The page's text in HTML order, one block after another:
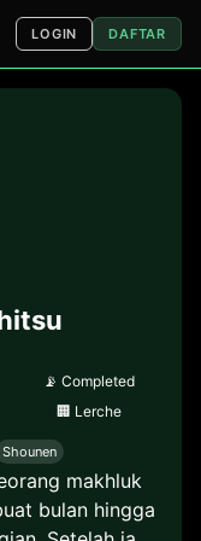
LOGIN DAFTAR
📡 Completed
🏢 Lerche
Shounen
makhluk
bulan hingga